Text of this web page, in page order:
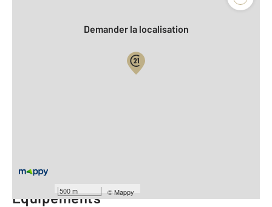
500 m ©Mappy
Demander la localisation
Équipements